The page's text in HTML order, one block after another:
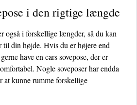
i den rigtige længde
også i forskellige længder, så du kan
til din højde. Hvis du er højere end
have en cars sovepose, der er
Nogle soveposer har endda
at kunne rumme forskellige